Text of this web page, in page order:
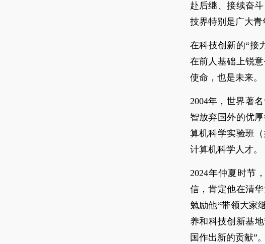
赴后继、接续奋
技界特别是广大青
在科技创新的“接
在前人基础上锐
使命，也是未来。
2004年，世界著
智放弃国外的优
算机科学实验班
计算机科学人才。
2024年仲夏时节
信，肯定他在清
勉励他“带领大家
养和科技创新基
国作出新的贡献”。